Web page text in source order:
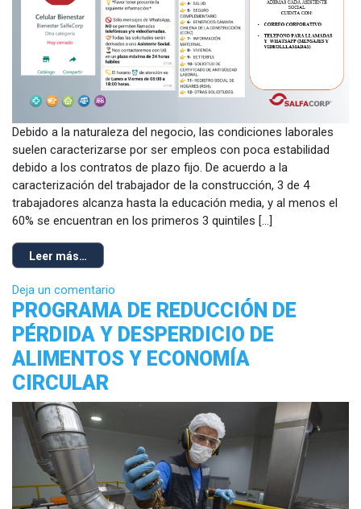
Debido a la naturaleza del negocio, las condiciones laborales
suelen caracterizarse por ser empleos con poca estabilidad
debido a los contratos de plazo fijo. De acuerdo a la
caracterización del trabajador de la construcción, 3 de 4
trabajadores alcanza hasta la educación media, y al menos el
60% se encuentran en los primeros 3 quintiles […]
Leer más…
Deja un comentario
PROGRAMA DE REDUCCIÓN DE
PÉRDIDA Y DESPERDICIO DE
ALIMENTOS Y ECONOMÍA
CIRCULAR